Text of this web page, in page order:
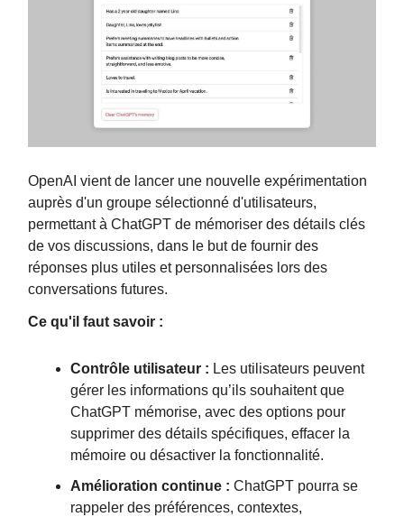
OpenAI vient de lancer une nouvelle expérimentation
auprès d'un groupe sélectionné d'utilisateurs,
permettant à ChatGPT de mémoriser des détails clés
de vos discussions, dans le but de fournir des
réponses plus utiles et personnalisées lors des
conversations futures.
Ce qu'il faut savoir :
Contrôle utilisateur : Les utilisateurs peuvent
gérer les informations qu’ils souhaitent que
ChatGPT mémorise, avec des options pour
supprimer des détails spécifiques, effacer la
mémoire ou désactiver la fonctionnalité.
Amélioration continue : ChatGPT pourra se
rappeler des préférences, contextes,